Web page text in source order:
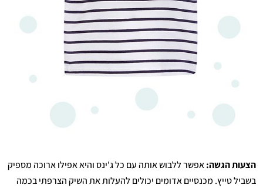
הצעות הגשה:אפשר ללבוש אותה עם כל ג'ינס והיא אפילו ארוכה מספיק
בשביל טייץ. מכנסיים אדומים יכולים להעלות את השיק הצרפתי בכמה